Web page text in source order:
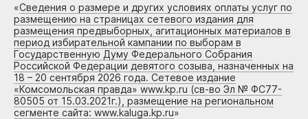
«Сведения о размере и других условиях оплаты услуг по
размещению на страницах сетевого издания для
размещения предвыборных, агитационных материалов в
период избирательной кампании по выборам в
Государственную Думу Федерального Собрания
Российской Федерации девятого созыва, назначенных на
18 – 20 сентября 2026 года. Сетевое издание
«Комсомольская правда» www.kp.ru (св-во Эл № ФС77-
80505 от 15.03.2021г.), размещение на региональном
сегменте сайта: www.kaluga.kp.ru»